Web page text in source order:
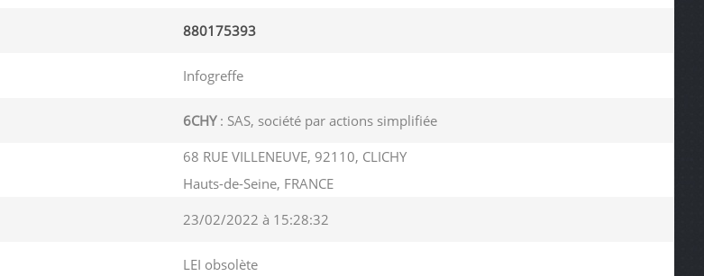
880175393
Infogreffe
6CHY: SAS, société par actions simplifiée
68 RUE VILLENEUVE, 92110, CLICHY
Hauts-de-Seine, FRANCE
23/02/2022 à 15:28:32
LEI obsolète